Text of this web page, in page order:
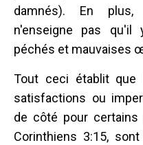
damnés). En plus,
n'enseigne pas
péchés et mauvaises
Tout ceci établit que
satisfactions ou
de côté pour certains
Corinthiens 3:15,